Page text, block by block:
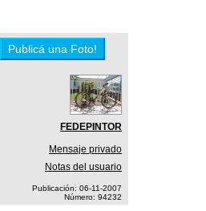
FEDEPINTOR
Mensaje privado
Notas del usuario
Publicación: 06-11-2007
Número: 94232